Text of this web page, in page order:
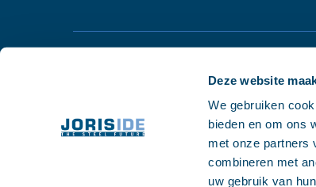
Deze website
We gebruiken
bieden en om ons
met onze partners
combineren met
uw gebruik van
9001, 14001, 45001